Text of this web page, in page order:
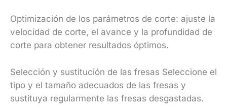
Optimización de los parámetros de corte: ajuste la
velocidad de corte, el avance y la profundidad de
corte para obtener resultados óptimos.
Selección y sustitución de las fresas Seleccione el
tipo y el tamaño adecuados de las fresas y
sustituya regularmente las fresas desgastadas.